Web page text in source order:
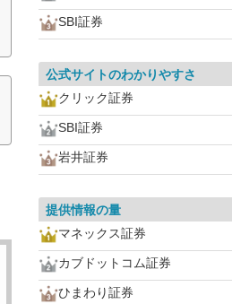
SBI証券
公式サイトのわかりやすさ
クリック証券
SBI証券
岩井証券
提供情報の量
マネックス証券
カブドットコム証券
ひまわり証券